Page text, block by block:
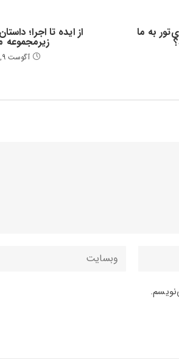
از ایده تا اجرا؛
زیرمجموعه
آگوست 9, 2025
به ما